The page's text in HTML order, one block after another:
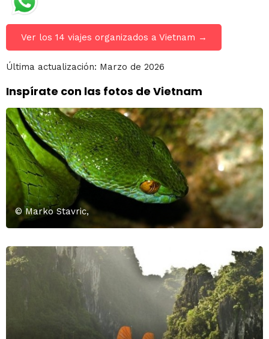
Ver los 14 viajes organizados a Vietnam →
Última actualización: Marzo de 2026
Inspírate con las fotos de Vietnam
© Marko Stavric,